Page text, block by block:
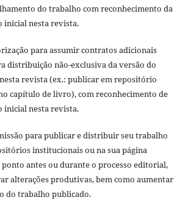
do trabalho com reconhecimento da
inicial nesta revista.
para assumir contratos adicionais
distribuição não-exclusiva da versão do
revista (ex.: publicar em repositório
capítulo de livro), com reconhecimento de
inicial nesta revista.
para publicar e distribuir seu trabalho
institucionais ou na sua página
antes ou durante o processo editorial,
alterações produtivas, bem como aumentar
do trabalho publicado.